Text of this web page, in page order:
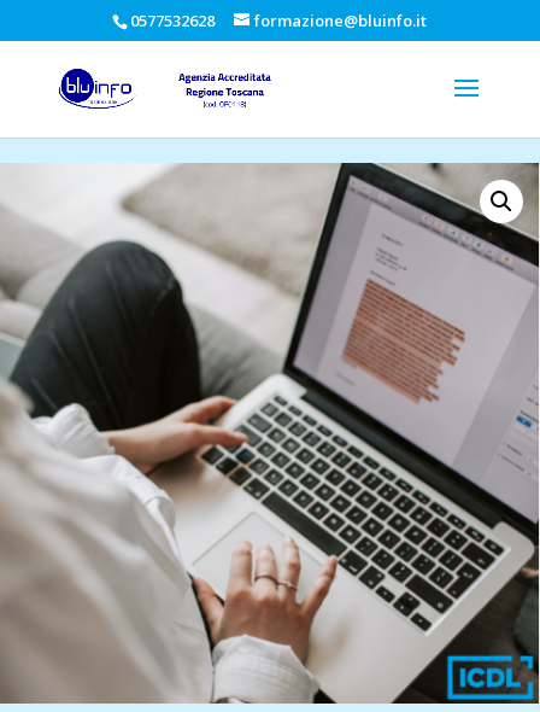
0577532628 formazione@bluinfo.it